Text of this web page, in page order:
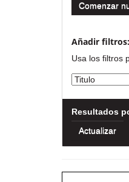
Comenzar
Añadir filtros:
Usa los filtros
Resultados